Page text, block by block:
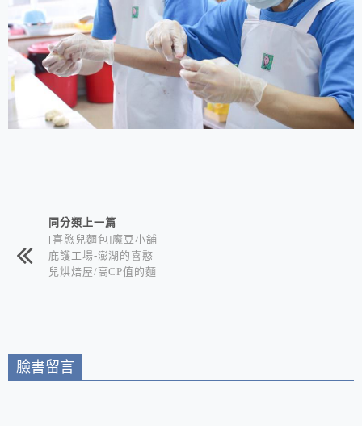
相連文章同分類上一篇
[喜憨兒麵包]魔豆小舖
庇護工場-澎湖的喜憨
兒烘焙屋/高CP值的麵
臉書留言